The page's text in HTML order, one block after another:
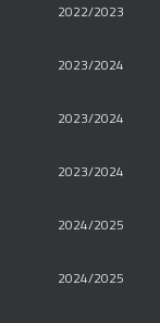
2022/2023
2023/2024
2023/2024
2023/2024
2024/2025
2024/2025